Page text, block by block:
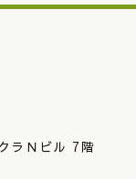
ラＮビル 7階